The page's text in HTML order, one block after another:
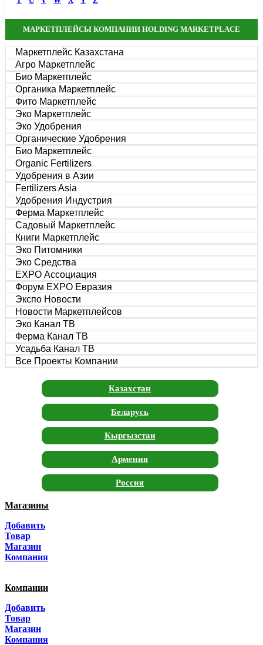
МАРКЕТПЛЕЙСЫ КОМПАНИИ HOLDING MARKETPLACE
Маркетплейс Казахстана
Агро Маркетплейс
Био Маркетплейс
Органика Маркетплейс
Фито Маркетплейс
Эко Маркетплейс
Эко Удобрения
Органические Удобрения
Био Маркетплейс
Organic Fertilizers
Удобрения в Азии
Fertilizers Asia
Удобрения Индустрия
Ферма Маркетплейс
Садовый Маркетплейс
Книги Маркетплейс
Эко Питомники
Эко Средства
EXPO Ассоциация
Форум EXPO Евразия
Экспо Новости
Новости Маркетплейсов
Эко Канал ТВ
Ферма Канал ТВ
Усадьба Канал ТВ
Все Проекты Компании
Казахстан
Беларусь
Кыргызстан
Армения
Россия
Магазины
Добавить
Товар
Магазин
Компания
Компании
Добавить
Товар
Магазин
Компания